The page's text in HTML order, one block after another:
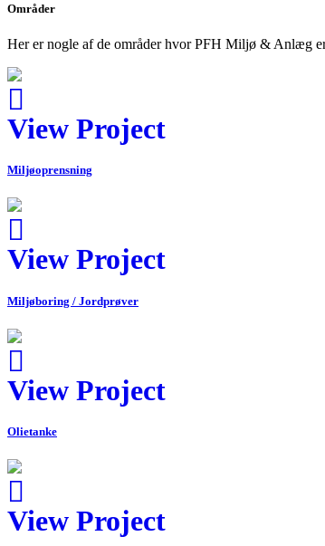
Områder
Her er nogle af de områder hvor PFH Miljø & Anlæg
View Project
Miljøoprensning
View Project
Miljøboring / Jordprøver
View Project
Olietanke
View Project